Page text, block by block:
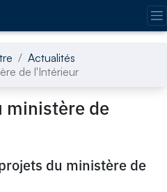
Actualités
de l'Intérieur
ministère de
du ministère de